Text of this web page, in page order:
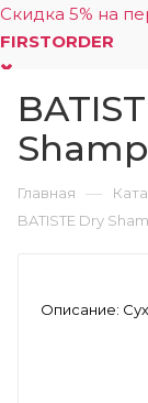
Скидка 5% на
FIRSTORDER
Главная —
BATISTE Dry
Описание: